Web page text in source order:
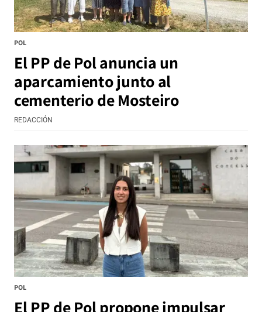
POL
El PP de Pol anuncia un
aparcamiento junto al
cementerio de Mosteiro
REDACCIÓN
POL
El PP de Pol propone impulsar